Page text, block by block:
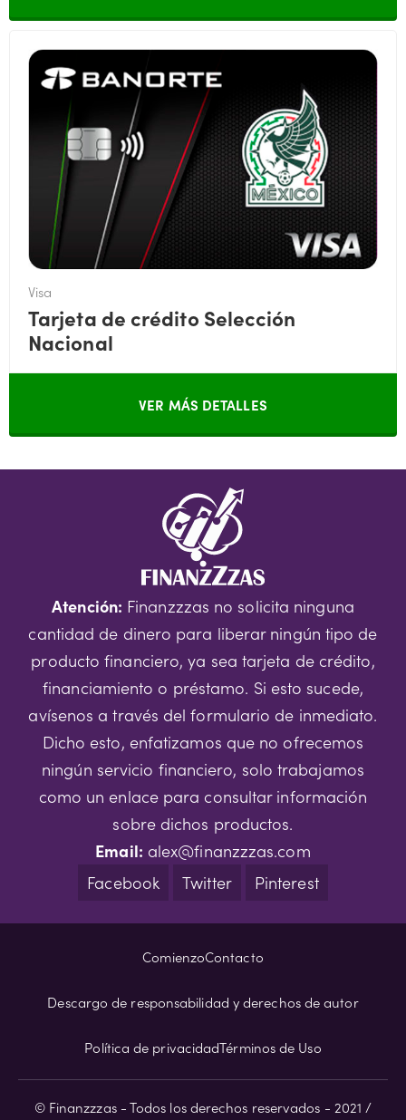
Visa
Tarjeta de crédito Selección
Nacional
VER MÁS DETALLES
Atención: Finanzzzas no solicita ninguna
cantidad de dinero para liberar ningún tipo de
producto financiero, ya sea tarjeta de crédito,
financiamiento o préstamo. Si esto sucede,
avísenos a través del formulario de inmediato.
Dicho esto, enfatizamos que no ofrecemos
ningún servicio financiero, solo trabajamos
como un enlace para consultar información
sobre dichos productos.
Email: alex@finanzzzas.com
Facebook
Twitter Pinterest
© Finanzzzas - Todos los derechos reservados - 2021 /
ComienzoContacto
Descargo de responsabilidad y derechos de autor
Política de privacidadTérminos de Uso